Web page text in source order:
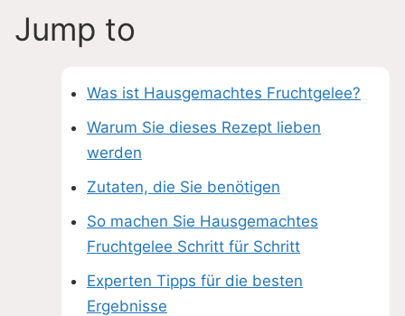
Jump to
Was ist Hausgemachtes Fruchtgelee?
Warum Sie dieses Rezept lieben
werden
Zutaten, die Sie benötigen
So machen Sie Hausgemachtes
Fruchtgelee Schritt für Schritt
Experten Tipps für die besten
Ergebnisse